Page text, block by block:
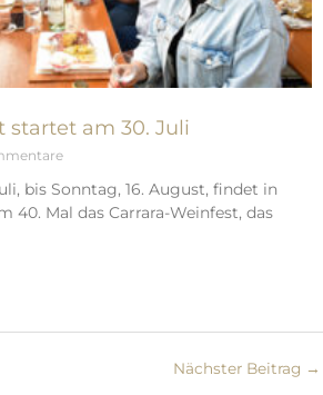
startet am 30. Juli
bis Sonntag, 16. August, findet in
40. Mal das Carrara-Weinfest, das
Nächster Beitrag →